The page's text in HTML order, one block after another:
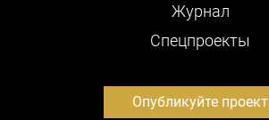
Журнал
Cпецпроекты
Опубликуйте проект